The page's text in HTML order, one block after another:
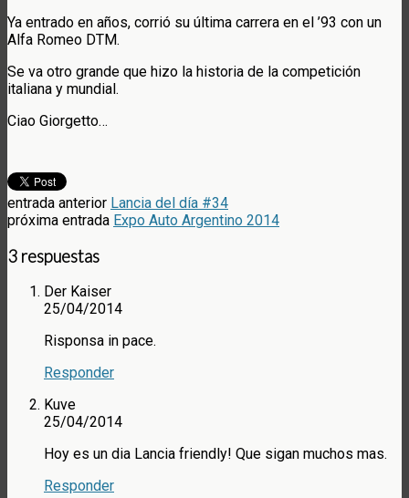
Ya entrado en años, corrió su última carrera en el ’93 con un
Alfa Romeo DTM.
Se va otro grande que hizo la historia de la competición
italiana y mundial.
Ciao Giorgetto…
entrada anterior Lancia del día #34
próxima entrada Expo Auto Argentino 2014
3 respuestas
Der Kaiser
25/04/2014
Risponsa in pace.
Responder
Kuve
25/04/2014
Hoy es un dia Lancia friendly! Que sigan muchos mas.
Responder